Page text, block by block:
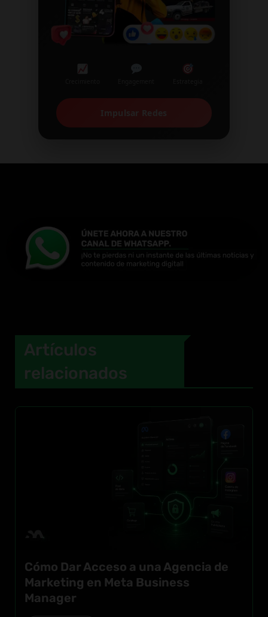
Impulsar Redes
Artículos
relacionados
Cómo Dar Acceso a una Agencia de
Marketing en Meta Business
Manager